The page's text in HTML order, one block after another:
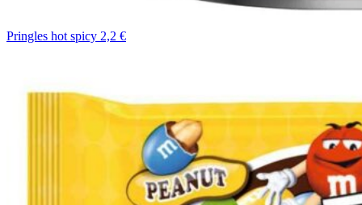
Pringles hot spicy 2,2 €